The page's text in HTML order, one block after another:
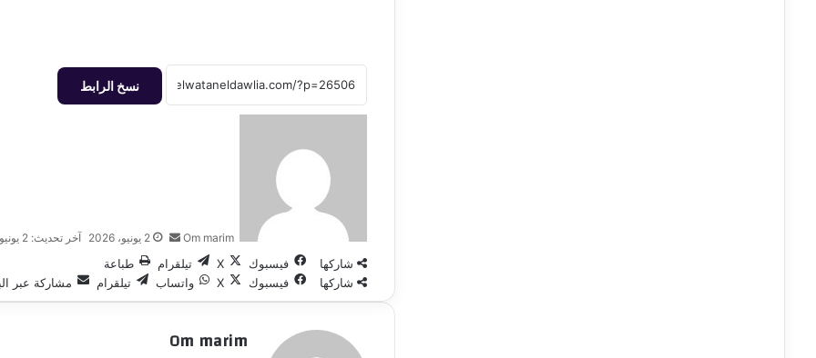
نسخ الرابط
Om marim 2 يونيو، 2026 آخر تحديث: 2 يونيو، 2026
شاركها فيسبوك ‫X تيلقرام
طباعة
شاركها
فيسبوك ‫X واتساب تيلقرام مشاركة عبر
Om marim